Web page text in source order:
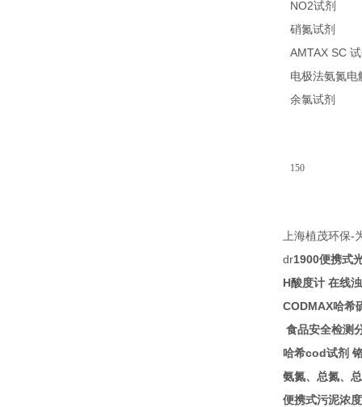
NO2试剂
硝氮试剂
AMTAX SC
电极法氨氮电
余氯试剂
150
上海植茂环保-
dr1900便携式
H酸度计 在线
CODMAX哈希
食品安全检测
哈希cod试剂
氨氮、总氮、
便携式污泥浓